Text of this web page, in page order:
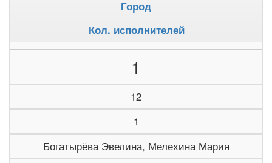
Город
Кол. исполнителей
1
12
1
Богатырёва Эвелина, Мелехина Мария